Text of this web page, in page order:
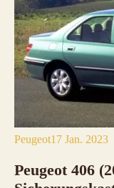
Peugeot17 Jan. 2023
Peugeot 406